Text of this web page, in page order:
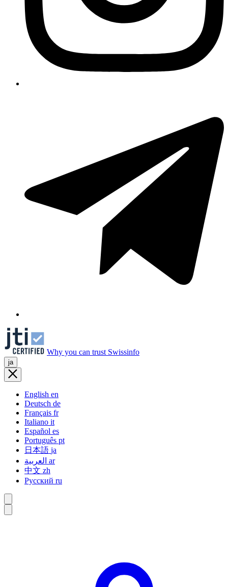
Why you can trust Swissinfo
ja
English en
Deutsch de
Français fr
Italiano it
Español es
Português pt
日本語 ja
ar
中文 zh
Русский ru